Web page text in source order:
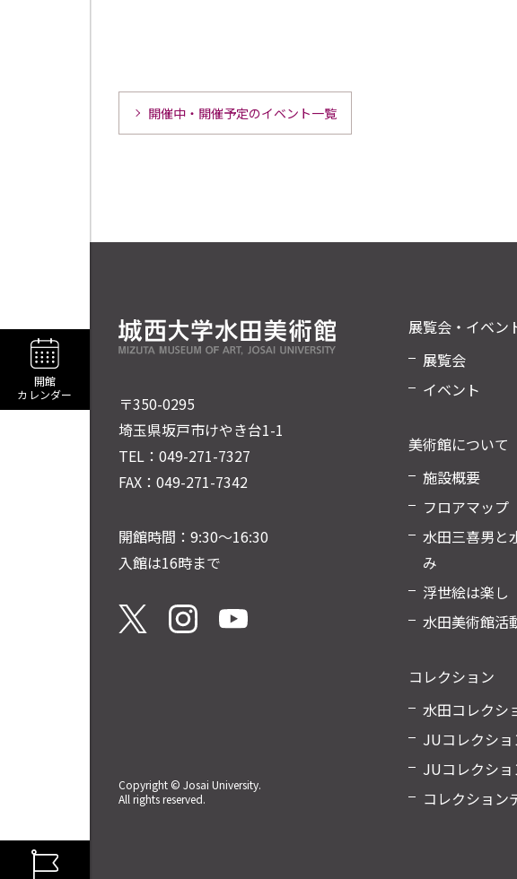
開館
カレンダー
開催中・開催予定のイベント一覧
〒350-0295
埼玉県坂戸市けやき台1-1
TEL： 049-271-7327
FAX：049-271-7342
開館時間：9:30～16:30
入館は16時まで
Copyright © Josai University.
All rights reserved.
展覧会・イベン
展覧会
イベント
美術館について
施設概要
フロアマップ
水田三喜男と
み
浮世絵は楽し
水田美術館活
コレクション
水田コレクシ
JUコレクシ
JUコレクシ
コレクション